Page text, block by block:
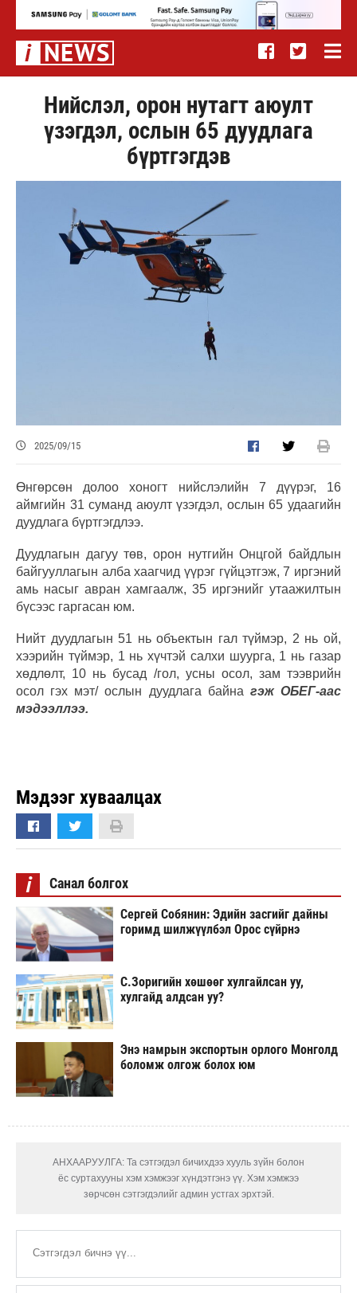
Нийслэл, орон нутагт аюулт
үзэгдэл, ослын 65 дуудлага
бүртгэгдэв
2025/09/15
Өнгөрсөн долоо хоногт нийслэлийн 7 дүүрэг, 16
аймгийн 31 суманд аюулт үзэгдэл, ослын 65 удаагийн
дуудлага бүртгэгдлээ.
Дуудлагын дагуу төв, орон нутгийн Онцгой байдлын
байгууллагын алба хаагчид үүрэг гүйцэтгэж, 7 иргэний
амь насыг авран хамгаалж, 35 иргэнийг утаажилтын
бүсээс гаргасан юм.
Нийт дуудлагын 51 нь объектын гал түймэр, 2 нь ой,
хээрийн түймэр, 1 нь хүчтэй салхи шуурга, 1 нь газар
хөдлөлт, 10 нь бусад /гол, усны осол, зам тээврийн
осол гэх мэт/ ослын дуудлага байна гэж ОБЕГ-аас
мэдээллээ.
Мэдээг хуваалцах
i Санал болгох
Сергей Собянин: Эдийн засгийг дайны
горимд шилжүүлбэл Орос сүйрнэ
С.Зоригийн хөшөөг хулгайлсан уу,
хулгайд алдсан уу?
Энэ намрын экспортын орлого Монголд
боломж олгож болох юм
АНХААРУУЛГА: Та сэтгэгдэл бичихдээ хууль зүйн болон
ёс суртахууны хэм хэмжээг хүндэтгэнэ үү. Хэм хэмжээ
зөрчсөн сэтгэгдэлийг админ устгах эрхтэй.